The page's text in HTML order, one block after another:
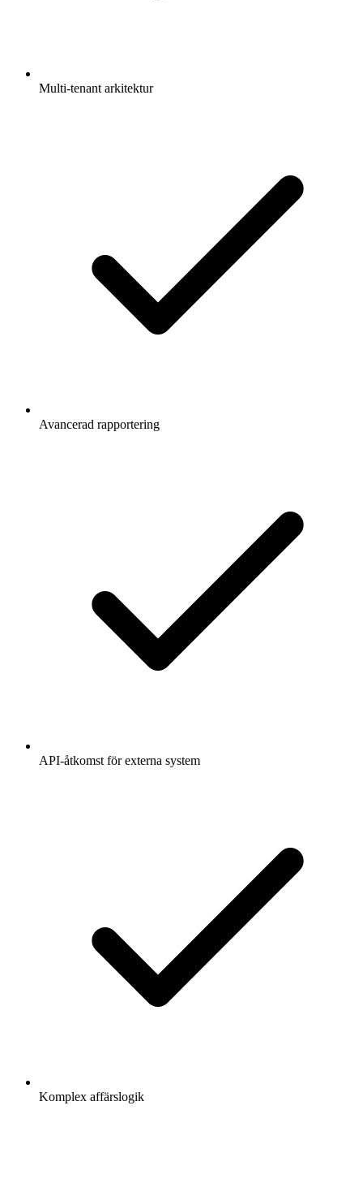
Multi-tenant arkitektur
Avancerad rapportering
API-åtkomst för externa system
Komplex affärslogik